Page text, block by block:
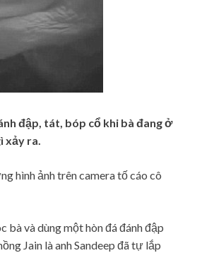
đập, tát, bóp cổ khi bà đang ở
xảy ra.
hình ảnh trên camera tố cáo cô
bà và dùng một hòn đá đánh đập
Jain là anh Sandeep đã tự lắp